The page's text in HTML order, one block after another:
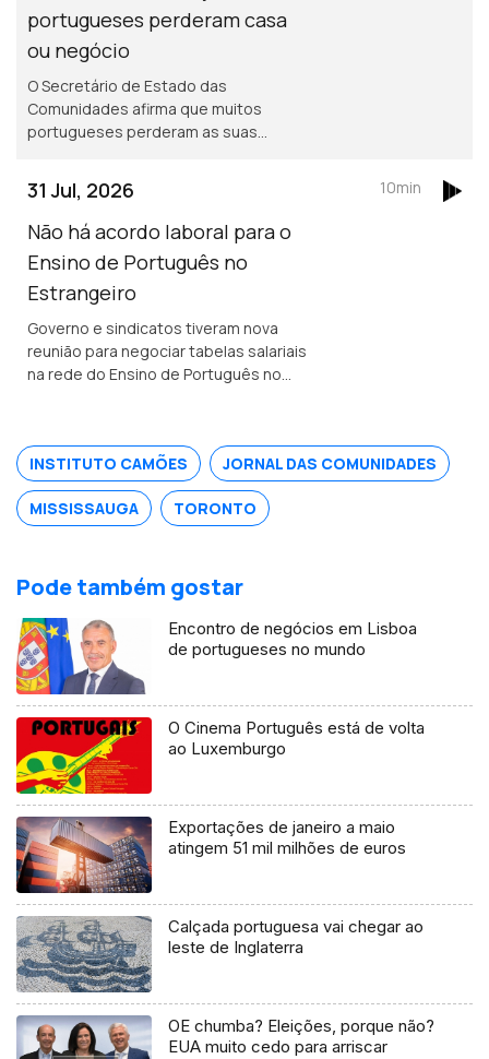
portugueses perderam casa
ou negócio
O Secretário de Estado das
Comunidades afirma que muitos
portugueses perderam as suas
prejuizos.
31 Jul, 2026
Não há acordo laboral para o
Ensino de Português no
Estrangeiro
Governo e sindicatos tiveram nova
reunião para negociar tabelas salariais
na rede do Ensino de Português no
Lusos e Lusófonos na Covilhã.
10min
INSTITUTO CAMÕES JORNAL DAS COMUNIDADES
MISSISSAUGA TORONTO
Pode também gostar
Encontro de negócios em Lisboa
de portugueses no mundo
O Cinema Português está de volta
ao Luxemburgo
Exportações de janeiro a maio
atingem 51 mil milhões de euros
Calçada portuguesa vai chegar ao
leste de Inglaterra
OE chumba? Eleições, porque não?
EUA muito cedo para arriscar